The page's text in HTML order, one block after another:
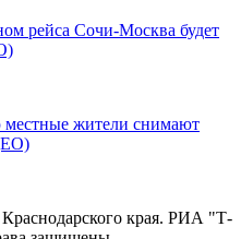
рейса Сочи-Москва будет
жители снимают
края. РИА "Т-